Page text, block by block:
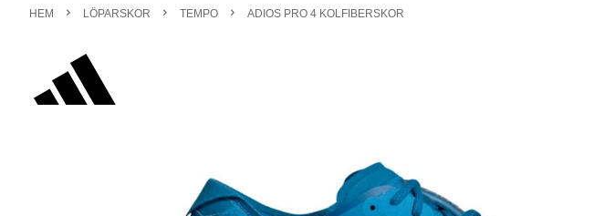
HEM LÖPARSKOR TEMPO ADIOS PRO 4 KOLFIBERSKOR